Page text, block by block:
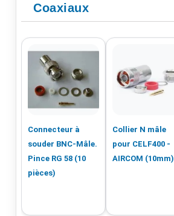
Coaxiaux
Connecteur à
souder BNC-Mâle.
Pince RG 58 (10
pièces)
Collier N mâle
pour CELF400 -
AIRCOM (10mm)